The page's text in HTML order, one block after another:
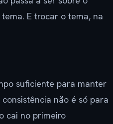
E trocar o tema, na
suficiente para manter
não é só para
cai no primeiro